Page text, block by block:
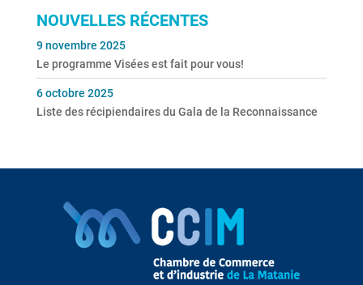
NOUVELLES RÉCENTES
Le programme Visées est fait pour vous!
9 novembre 2025
Liste des récipiendaires du Gala de la Reconnaissance
6 octobre 2025